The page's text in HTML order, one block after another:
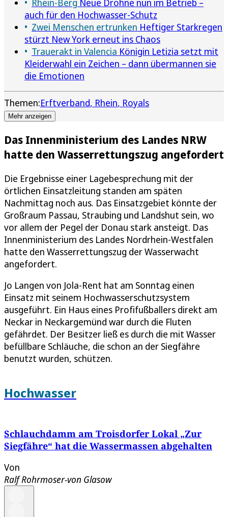
auch für den Hochwasser-Schutz
Zwei Menschen ertrunken Heftiger Starkregen
stürzt New York erneut ins Chaos
Trauerakt in Valencia Königin Letizia setzt mit
Kleiderwahl ein Zeichen – dann übermannen sie
die Emotionen
Themen:Erftverband Rhein Royals
Mehr anzeigen
Das Innenministerium des Landes NRW
hatte den Wasserrettungszug angefordert
Die Ergebnisse einer Lagebesprechung mit der
örtlichen Einsatzleitung standen am späten
Nachmittag noch aus. Das Einsatzgebiet könnte der
Großraum Passau, Straubing und Landshut sein, wo
vor allem der Pegel der Donau stark ansteigt. Das
Innenministerium des Landes Nordrhein-Westfalen
hatte den Wasserrettungszug der Wasserwacht
angefordert.
Jo Langen von Jola-Rent hat am Sonntag einen
Einsatz mit seinem Hochwasserschutzsystem
ausgeführt. Ein Haus eines Profifußballers direkt am
Neckar in Neckargemünd war durch die Fluten
gefährdet. Der Besitzer ließ es durch die mit Wasser
befüllbare Schläuche, die schon an der Siegfähre
benutzt wurden, schützen.
Hochwasser
Schlauchdamm am Troisdorfer Lokal „Zur
Siegfähre“ hat die Wassermassen abgehalten
Von
Ralf Rohrmoser-von Glasow